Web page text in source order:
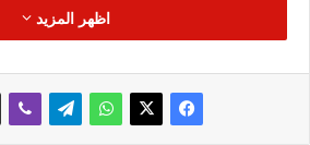
التنفيذي للمشروعات الممولة من البرنامج
بحضور المهندس مصطفى الصياد نائب وزير
اظهر المزيد